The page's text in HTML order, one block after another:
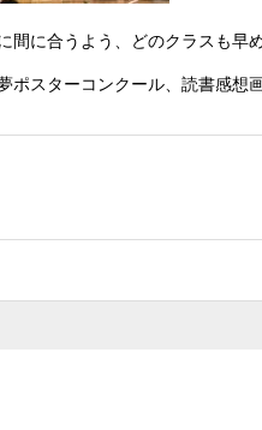
に合うよう、どのクラスも早
スターコンクール、読書感想